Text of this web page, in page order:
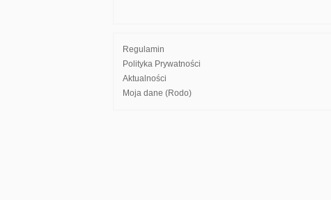
Regulamin
Polityka Prywatności
Aktualności
Moja dane (Rodo)